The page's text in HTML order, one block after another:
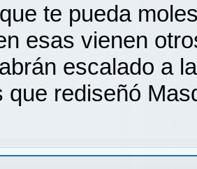
te pueda
esas vienen
escalado a
que rediseñó